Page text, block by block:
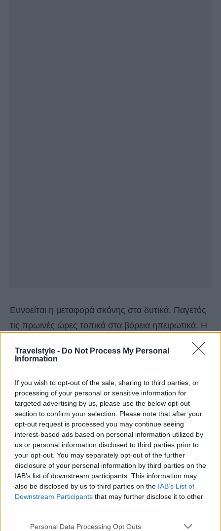
Travelstyle - Do Not Process My Personal
Information
If you wish to opt-out of the sale, sharing to third parties, or
processing of your personal or sensitive information for
targeted advertising by us, please use the below opt-out
section to confirm your selection. Please note that after your
opt-out request is processed you may continue seeing
interest-based ads based on personal information utilized by
us or personal information disclosed to third parties prior to
your opt-out. You may separately opt-out of the further
disclosure of your personal information by third parties on the
IAB’s list of downstream participants. This information may
also be disclosed by us to third parties on the IAB’s List of
Downstream Participants that may further disclose it to other
Please note that this website/app uses one or more Google
Personal Data Processing Opt Outs
Ευνοείται η μεταφορά σκόνης στα δυτικά. Παγετός
τις πρωινές ώρες τοπικά στα βόρεια ηπειρωτικά. Η
θερμοκρασία σε μικρή άνοδο ως προς τις μέγιστες
τιμές.